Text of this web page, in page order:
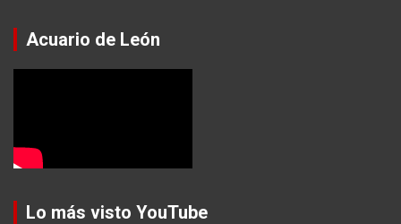
Acuario de León
Lo más visto YouTube